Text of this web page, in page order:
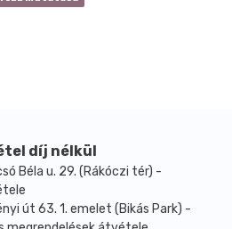
cukrokat tartalmaz.
1 adagban (180g)
díj nélkül
Béla u. 29. (Rákóczi tér) -
út 63. 1. emelet (Bikás Park) -